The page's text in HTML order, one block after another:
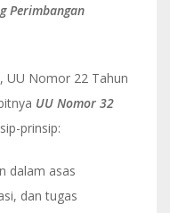
Perimbangan
UU Nomor 22 Tahun
UU Nomor 32
prinsip:
dalam asas
dan tugas